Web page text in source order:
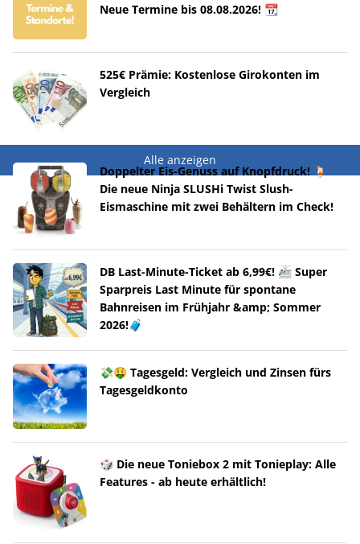
Neue Termine bis 08.08.2026! 📆
525€ Prämie: Kostenlose Girokonten im
Vergleich
Alle anzeigen
Doppelter Eis-Genuss auf Knopfdruck! 🍹
Die neue Ninja SLUSHi Twist Slush-
Eismaschine mit zwei Behältern im Check!
DB Last-Minute-Ticket ab 6,99€! 🚈 Super
Sparpreis Last Minute für spontane
Bahnreisen im Frühjahr &amp; Sommer
2026!🧳
💸🤑 Tagesgeld: Vergleich und Zinsen fürs
Tagesgeldkonto
🎲 Die neue Toniebox 2 mit Tonieplay: Alle
Features - ab heute erhältlich!